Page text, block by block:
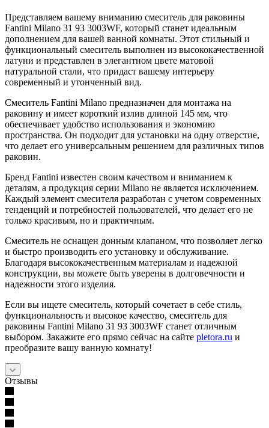
Представляем вашему вниманию смеситель для раковины
Fantini Milano 31 93 3003WF, который станет идеальным
дополнением для вашей ванной комнаты. Этот стильный и
функциональный смеситель выполнен из высококачественной
латуни и представлен в элегантном цвете матовой
натуральной стали, что придаст вашему интерьеру
современный и утонченный вид.
Смеситель Fantini Milano предназначен для монтажа на
раковину и имеет короткий излив длиной 145 мм, что
обеспечивает удобство использования и экономию
пространства. Он подходит для установки на одну отверстие,
что делает его универсальным решением для различных типов
раковин.
Бренд Fantini известен своим качеством и вниманием к
деталям, а продукция серии Milano не является исключением.
Каждый элемент смесителя разработан с учетом современных
тенденций и потребностей пользователей, что делает его не
только красивым, но и практичным.
Смеситель не оснащен донным клапаном, что позволяет легко
и быстро производить его установку и обслуживание.
Благодаря высококачественным материалам и надежной
конструкции, вы можете быть уверены в долговечности и
надежности этого изделия.
Если вы ищете смеситель, который сочетает в себе стиль,
функциональность и высокое качество, смеситель для
раковины Fantini Milano 31 93 3003WF станет отличным
выбором. Закажите его прямо сейчас на сайте pletora.ru и
преобразите вашу ванную комнату!
Отзывы